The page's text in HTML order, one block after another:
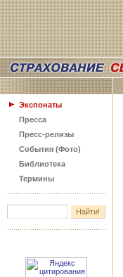
Экспонаты
Пресса
Пресс-релизы
События (Фото)
Библиотека
Термины